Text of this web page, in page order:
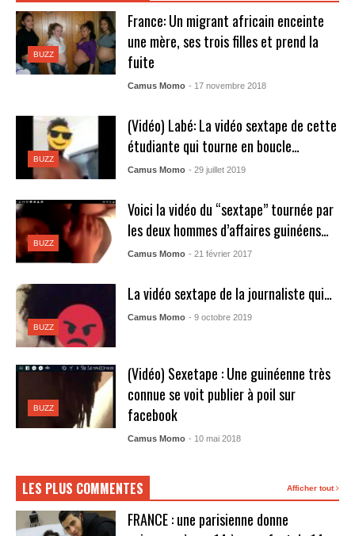
BUZZ
France: Un migrant africain enceinte
une mère, ses trois filles et prend la
fuite
Camus Momo - 17 novembre 2018
BUZZ
(Vidéo) Labé: La vidéo sextape de cette
étudiante qui tourne en boucle…
Camus Momo - 29 juillet 2019
BUZZ
Voici la vidéo du “sextape” tournée par
les deux hommes d’affaires guinéens…
Camus Momo - 21 février 2017
BUZZ
La vidéo sextape de la journaliste qui…
Camus Momo - 9 octobre 2019
BUZZ
(Vidéo) Sexetape : Une guinéenne très
connue se voit publier à poil sur
facebook
Camus Momo - 10 mai 2018
LES PLUS COMMENTES Afficher tout
FRANCE : une parisienne donne